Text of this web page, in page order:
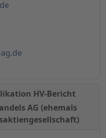
HV-Bericht
AG (ehemals